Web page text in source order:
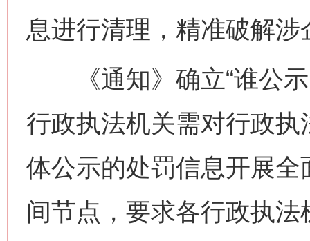
息进行清理，精准破解
《通知》确立“谁公示
行政执法机关需对行政
体公示的处罚信息开展
间节点，要求各行政执